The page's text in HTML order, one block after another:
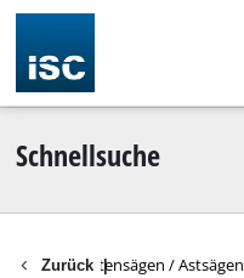
Schnellsuche
Zurück |
Kettensägen / Astsägen